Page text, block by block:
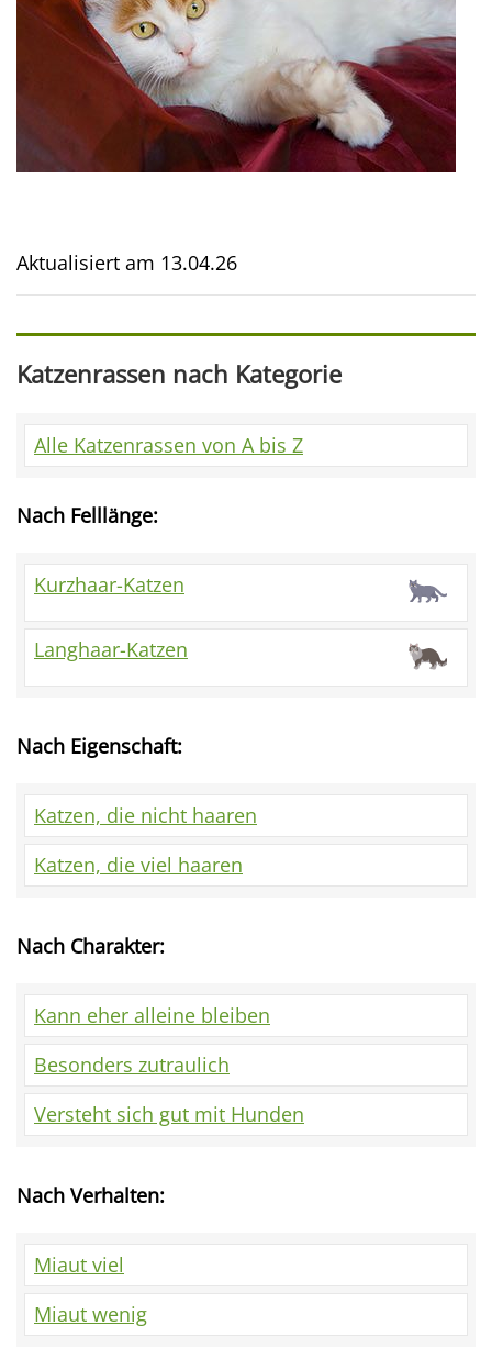
Aktualisiert am 13.04.26
Katzenrassen nach Kategorie
Alle Katzenrassen von A bis Z
Nach Felllänge:
Kurzhaar-Katzen
Langhaar-Katzen
Nach Eigenschaft:
Katzen, die nicht haaren
Katzen, die viel haaren
Nach Charakter:
Kann eher alleine bleiben
Besonders zutraulich
Versteht sich gut mit Hunden
Nach Verhalten:
Miaut viel
Miaut wenig